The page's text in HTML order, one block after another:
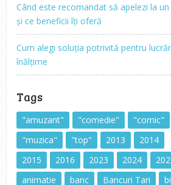
Când este recomandat să apelezi la
și ce beneficii îți oferă
Cum alegi soluția potrivită pentru
înălțime
Tags
"amuzant" "comedie"
"comic"
"muzica"
"top" 2013
2014
2015
2016 2023 2024
animatie
banc Bancuri Tari